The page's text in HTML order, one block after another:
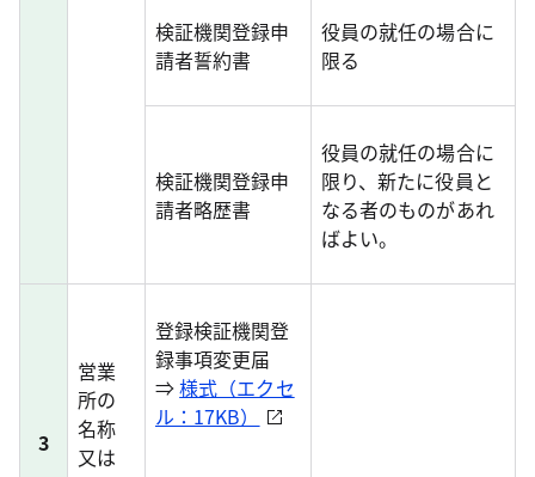
検証機関登録申
請者誓約書
役員の就任の場合に
限る
検証機関登録申
請者略歴書
役員の就任の場合に
限り、新たに役員と
なる者のものがあれ
ばよい。
3
営業
所の
名称
又は
登録検証機関登
録事項変更届
⇒様式（エクセ
ル：17KB）